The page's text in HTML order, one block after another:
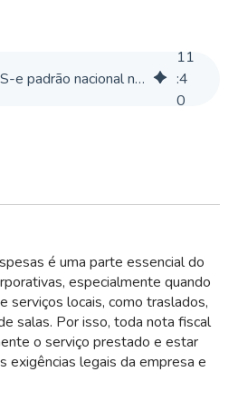
Impactos da NFS-e padrão nacional nas despesas de viagens corporativas
11
:4
0
é uma parte essencial do
especialmente quando
serviços locais, como traslados,
salas. Por isso, toda nota fiscal
o serviço prestado e estar
exigências legais da empresa e